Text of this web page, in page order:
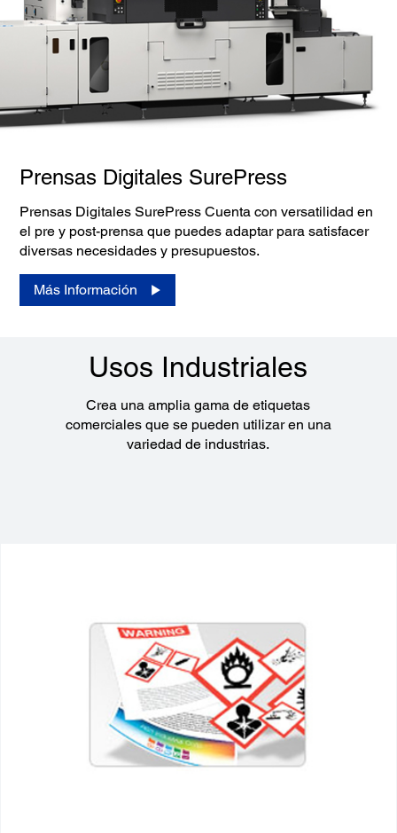
Prensas Digitales SurePress
Prensas Digitales SurePress Cuenta con versatilidad en
el pre y post-prensa que puedes adaptar para satisfacer
diversas necesidades y presupuestos.
Más Información
Usos Industriales
Crea una amplia gama de etiquetas
comerciales que se pueden utilizar en una
variedad de industrias.